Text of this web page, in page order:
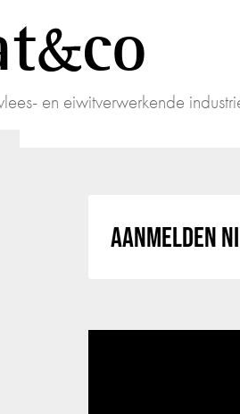
co
en eiwitverwerkende
AANMELDEN